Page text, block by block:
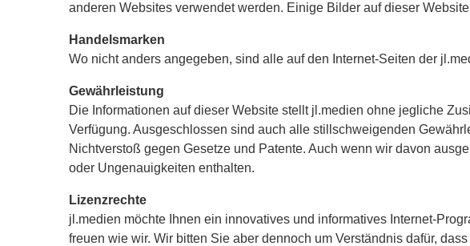
anderen Websites verwendet werden. Einige Bilder auf dieser
Handelsmarken
Wo nicht anders angegeben, sind alle auf den Internet-Seiten der
Gewährleistung
Die Informationen auf dieser Website stellt jl.medien ohne jegliche
Verfügung. Ausgeschlossen sind auch alle stillschweigenden
Nichtverstoß gegen Gesetze und Patente. Auch wenn wir davon
oder Ungenauigkeiten enthalten.
Lizenzrechte
jl.medien möchte Ihnen ein innovatives und informatives Internet-
freuen wie wir. Wir bitten Sie aber dennoch um Verständnis dafür,